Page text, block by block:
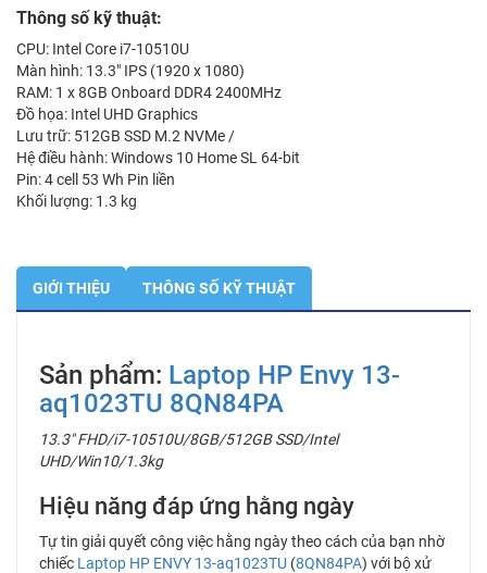
13-
aq1023TU
8QN84PA
số
lượng
Thông số kỹ thuật:
CPU: Intel Core i7-10510U
Màn hình: 13.3″ IPS (1920 x 1080)
RAM: 1 x 8GB Onboard DDR4 2400MHz
Đồ họa: Intel UHD Graphics
Lưu trữ: 512GB SSD M.2 NVMe /
Hệ điều hành: Windows 10 Home SL 64-bit
Pin: 4 cell 53 Wh Pin liền
Khối lượng: 1.3 kg
GIỚI THIỆU THÔNG SỐ KỸ THUẬT
Sản phẩm: Laptop HP Envy 13-
aq1023TU 8QN84PA
13.3″ FHD/i7-10510U/8GB/512GB SSD/Intel
UHD/Win10/1.3kg
Hiệu năng đáp ứng hằng ngày
Tự tin giải quyết công việc hằng ngày theo cách của bạn nhờ
chiếc Laptop HP ENVY 13-aq1023TU (8QN84PA) với bộ xử